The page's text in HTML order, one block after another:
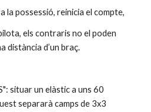
la possessió, reinicia el compte,
els contraris no el poden
distància d’un braç.
situar un elàstic a uns 60
separarà camps de 3x3